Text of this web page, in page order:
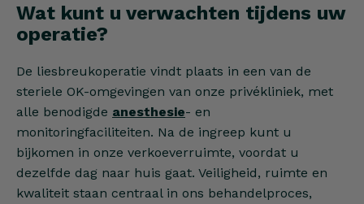
Wat kunt u verwachten tijdens uw
operatie?
De liesbreukoperatie vindt plaats in een van de
steriele OK-omgevingen van onze privékliniek, met
alle benodigde anesthesie- en
monitoringfaciliteiten. Na de ingreep kunt u
bijkomen in onze verkoeverruimte, voordat u
dezelfde dag naar huis gaat. Veiligheid, ruimte en
kwaliteit staan centraal in ons behandelproces,